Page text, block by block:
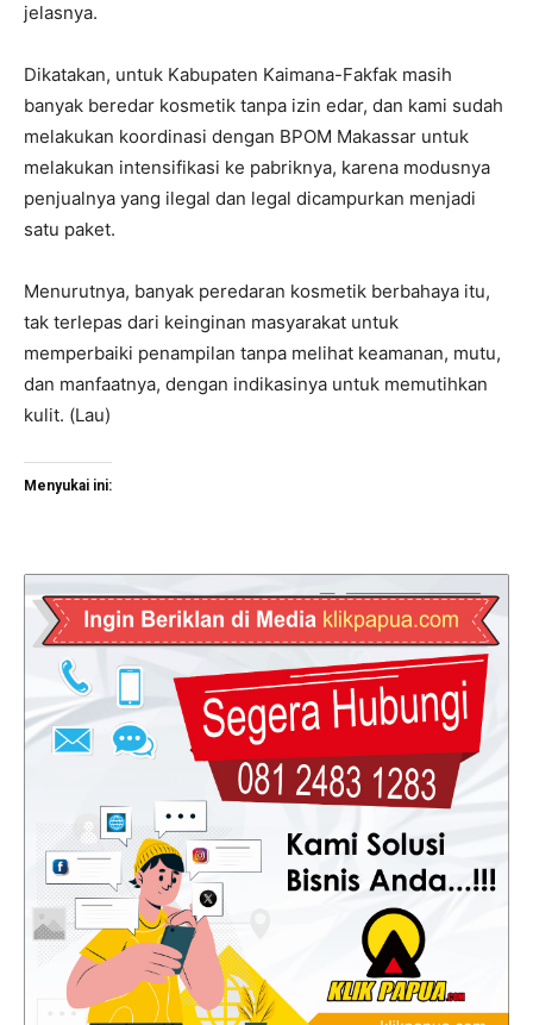
jelasnya.
Dikatakan, untuk Kabupaten Kaimana-Fakfak masih
banyak beredar kosmetik tanpa izin edar, dan kami sudah
melakukan koordinasi dengan BPOM Makassar untuk
melakukan intensifikasi ke pabriknya, karena modusnya
penjualnya yang ilegal dan legal dicampurkan menjadi
satu paket.
Menurutnya, banyak peredaran kosmetik berbahaya itu,
tak terlepas dari keinginan masyarakat untuk
memperbaiki penampilan tanpa melihat keamanan, mutu,
dan manfaatnya, dengan indikasinya untuk memutihkan
kulit. (Lau)
Menyukai ini: